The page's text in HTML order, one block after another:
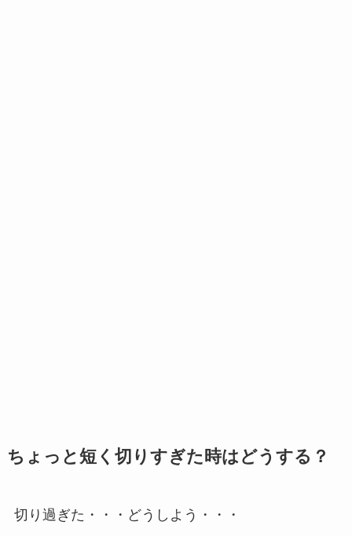
ちょっと短く切りすぎた時はどうする？
切り過ぎた・・・どうしよう・・・